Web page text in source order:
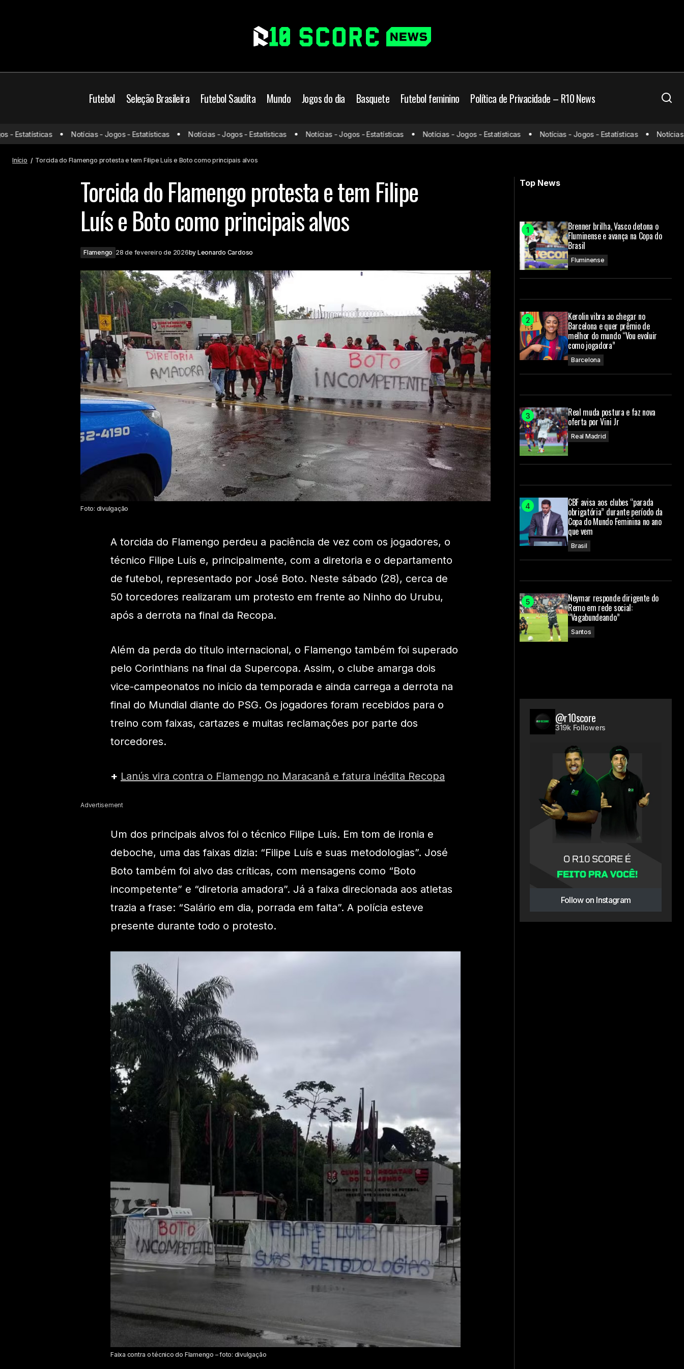
Futebol Seleção Brasileira Futebol Saudita Mundo Jogos do dia Basquete Futebol feminino Política de Privacidade – R10 News
Barcelona é o clube que mais fatura
com venda de camisas; veja o ranking
Flamengo Torcida do Flamengo protesta e tem Filipe Luís e Boto como principais alvos
Palmeiras x São Paulo: Odds, onde
assistir, horário e escalações – 01/03
Notícias - Jogos - Estatísticas Notícias - Jogos - Estatísticas Notícias - Jogos - Estatísticas Notícias - Jogos - Estatísticas Notícias - Jogos - Estatísticas Notícias -
Início Torcida do Flamengo protesta e tem Filipe Luís e Boto como principais alvos
Torcida do Flamengo protesta e tem Filipe
Luís e Boto como principais alvos
Flamengo 28 de fevereiro de 2026by Leonardo Cardoso
Foto: divulgação
A torcida do Flamengo perdeu a paciência de vez com os jogadores, o
técnico Filipe Luís e, principalmente, com a diretoria e o departamento
de futebol, representado por José Boto. Neste sábado (28), cerca de
50 torcedores realizaram um protesto em frente ao Ninho do Urubu,
após a derrota na final da Recopa.
Além da perda do título internacional, o Flamengo também foi superado
pelo Corinthians na final da Supercopa. Assim, o clube amarga dois
vice-campeonatos no início da temporada e ainda carrega a derrota na
final do Mundial diante do PSG. Os jogadores foram recebidos para o
treino com faixas, cartazes e muitas reclamações por parte dos
torcedores.
+ Lanús vira contra o Flamengo no Maracanã e fatura inédita Recopa
Advertisement
Um dos principais alvos foi o técnico Filipe Luís. Em tom de ironia e
deboche, uma das faixas dizia: “Filipe Luís e suas metodologias”. José
Boto também foi alvo das críticas, com mensagens como “Boto
incompetente” e “diretoria amadora”. Já a faixa direcionada aos atletas
trazia a frase: “Salário em dia, porrada em falta”. A polícia esteve
presente durante todo o protesto.
Faixa contra o técnico do Flamengo – foto: divulgação
Top News
Brenner brilha, Vasco detona o
Fluminense e avança na Copa do
Brasil
Fluminense
Kerolin vibra ao chegar no
Barcelona e quer prêmio de
melhor do mundo “Vou evoluir
como jogadora”
Barcelona
Real muda postura e faz nova
oferta por Vini Jr
Real Madrid
CBF avisa aos clubes “parada
obrigatória” durante período da
Copa do Mundo Feminina no ano
que vem
Brasil
Neymar responde dirigente do
Remo em rede social:
“Vagabundeando”
Santos
@r10score
319k Followers
Follow on Instagram